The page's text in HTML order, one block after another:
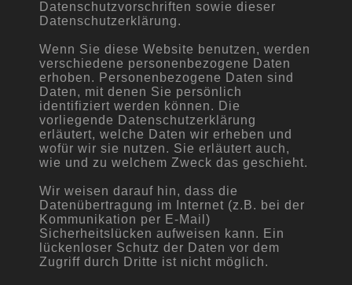
Datenschutzvorschriften sowie dieser
Datenschutzerklärung.
Wenn Sie diese Website benutzen, werden
verschiedene personenbezogene Daten
erhoben. Personenbezogene Daten sind
Daten, mit denen Sie persönlich
identifiziert werden können. Die
vorliegende Datenschutzerklärung
erläutert, welche Daten wir erheben und
wofür wir sie nutzen. Sie erläutert auch,
wie und zu welchem Zweck das geschieht.
Wir weisen darauf hin, dass die
Datenübertragung im Internet (z.B. bei der
Kommunikation per E-Mail)
Sicherheitslücken aufweisen kann. Ein
lückenloser Schutz der Daten vor dem
Zugriff durch Dritte ist nicht möglich.